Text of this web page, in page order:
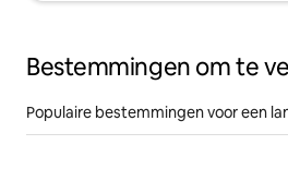
Bestemmingen om te
Populaire bestemmingen voor een